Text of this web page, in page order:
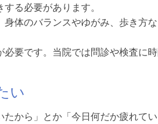
る必要があります。
体のバランスやゆがみ、歩き方
要です。当院では問診や検査に
い
から」とか「今日何だか疲れて